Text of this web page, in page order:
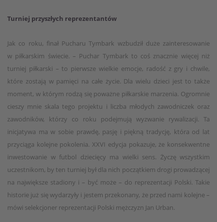
Turniej przyszłych reprezentantów
Jak co roku, finał Pucharu Tymbark wzbudził duże zainteresowanie
w piłkarskim świecie. – Puchar Tymbark to coś znacznie więcej niż
turniej piłkarski – to pierwsze wielkie emocje, radość z gry i chwile,
które zostają w pamięci na całe życie. Dla wielu dzieci jest to także
moment, w którym rodzą się poważne piłkarskie marzenia. Ogromnie
cieszy mnie skala tego projektu i liczba młodych zawodniczek oraz
zawodników, którzy co roku podejmują wyzwanie rywalizacji. Ta
inicjatywa ma w sobie prawdę, pasję i piękną tradycję, która od lat
przyciąga kolejne pokolenia. XXVI edycja pokazuje, że konsekwentne
inwestowanie w futbol dziecięcy ma wielki sens. Życzę wszystkim
uczestnikom, by ten turniej był dla nich początkiem drogi prowadzącej
na największe stadiony i – być może – do reprezentacji Polski. Takie
historie już się wydarzyły i jestem przekonany, że przed nami kolejne –
mówi selekcjoner reprezentacji Polski mężczyzn Jan Urban.